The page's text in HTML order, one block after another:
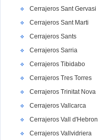
Cerrajeros Sant Gervasi
Cerrajeros Sant Marti
Cerrajeros Sants
Cerrajeros Sarria
Cerrajeros Tibidabo
Cerrajeros Tres Torres
Cerrajeros Trinitat Nova
Cerrajeros Vallcarca
Cerrajeros Vall d'Hebron
Cerrajeros Vallvidriera